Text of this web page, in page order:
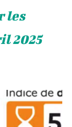
les
2025